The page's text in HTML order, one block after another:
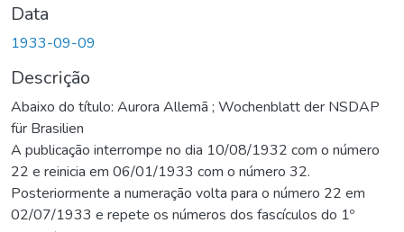
Data
1933-09-09
Descrição
Abaixo do título: Aurora Allemã ; Wochenblatt der NSDAP
für Brasilien
A publicação interrompe no dia 10/08/1932 com o número
22 e reinicia em 06/01/1933 com o número 32.
Posteriormente a numeração volta para o número 22 em
02/07/1933 e repete os números dos fascículos do 1º